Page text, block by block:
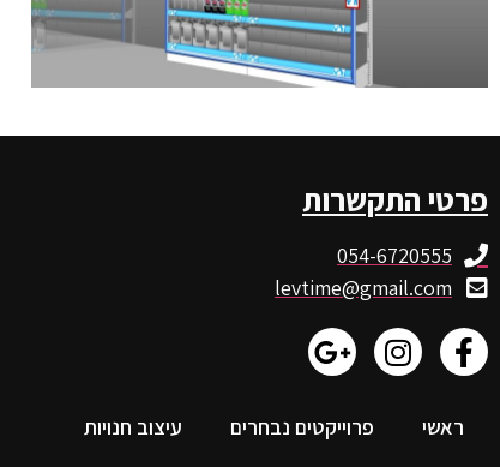
פרטי התקשרות
054-6720555
levtime@gmail.com
ראשי פרוייקטים נבחרים עיצוב חנויות